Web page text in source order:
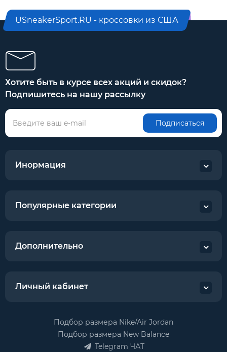
USneakerSport.RU - кроссовки из США
Хотите быть в курсе всех акций и скидок?
Подпишитесь на нашу рассылку
Подписаться
Инормация
Популярные категории
Дополнительно
Личный кабинет
Подбор размера Nike/Air Jordan
Подбор размера New Balance
Telegram ЧАТ